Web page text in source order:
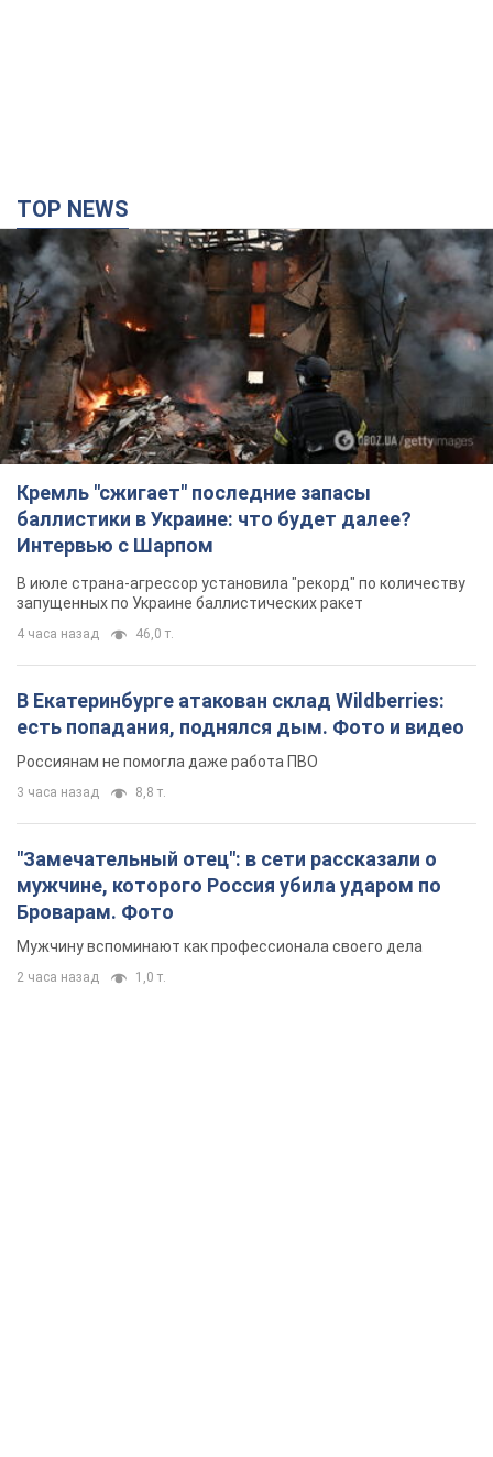
TOP NEWS
Кремль "сжигает" последние запасы
баллистики в Украине: что будет далее?
Интервью с Шарпом
В июле страна-агрессор установила "рекорд" по количеству
запущенных по Украине баллистических ракет
4 часа назад 46,0 т.
В Екатеринбурге атакован склад Wildberries:
есть попадания, поднялся дым. Фото и видео
Россиянам не помогла даже работа ПВО
3 часа назад 8,8 т.
"Замечательный отец": в сети рассказали о
мужчине, которого Россия убила ударом по
Броварам. Фото
Мужчину вспоминают как профессионала своего дела
2 часа назад 1,0 т.